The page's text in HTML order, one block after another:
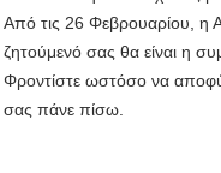
Από τις 26 Φεβρουαρίου, η
ζητούμενό σας θα είναι η
Φροντίστε ωστόσο να
σας πάνε πίσω.